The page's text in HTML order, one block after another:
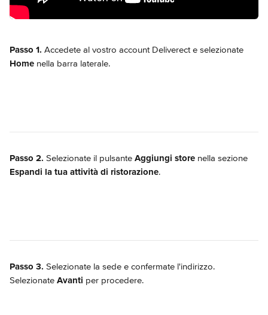
Passo 1. Accedete al vostro account Deliverect e selezionate
Home nella barra laterale.
Passo 2. Selezionate il pulsante Aggiungi store nella sezione
Espandi la tua attività di ristorazione.
Passo 3. Selezionate la sede e confermate l'indirizzo.
Selezionate Avanti per procedere.